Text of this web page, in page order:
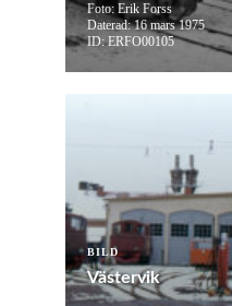
Foto: Erik Forss
Daterad: 16 mars 1975
ID: ERFO00105
BILD
Västervik